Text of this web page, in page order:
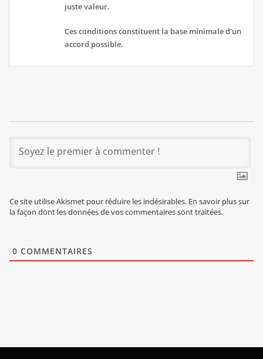
juste valeur.
Ces conditions constituent la base minimale d’un
accord possible.
Ce site utilise Akismet pour réduire les indésirables. En savoir plus sur
la façon dont les données de vos commentaires sont traitées.
0 COMMENTAIRES